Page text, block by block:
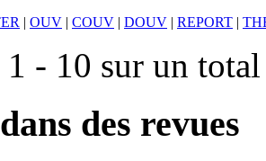
| OUV | COUV | DOUV | REPORT |
1 - 10 sur un
des revues